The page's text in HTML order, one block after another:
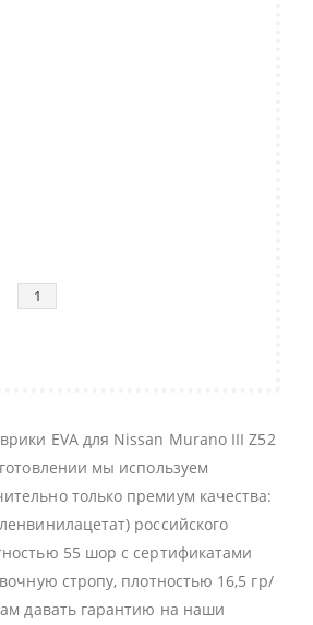
EVA для Nissan Murano III Z52
мы используем
только премиум качества:
российского
55 шор с сертификатами
стропу, плотностью 16,5 гр/
давать гарантию на наши